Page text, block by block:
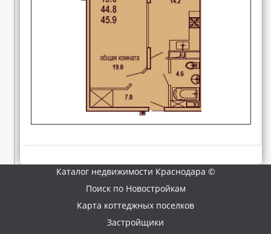
Каталог недвижимости Краснодара ©
Поиск по Новостройкам
Карта коттеджных поселков
Застройщики